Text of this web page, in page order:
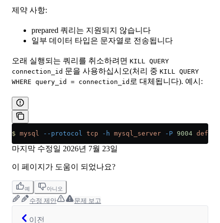
제약 사항:
prepared 쿼리는 지원되지 않습니다
일부 데이터 타입은 문자열로 전송됩니다
오래 실행되는 쿼리를 취소하려면 KILL QUERY
connection_id 문을 사용하십시오(처리 중 KILL QUERY
WHERE query_id = connection_id 로 대체됩니다). 예시:
$ mysql --protocol tcp -h mysql_server -P 9004
마지막 수정일 2026년 7월 23일
이 페이지가 도움이 되었나요?
예 아니오
수정 제안 문제 보고
이전